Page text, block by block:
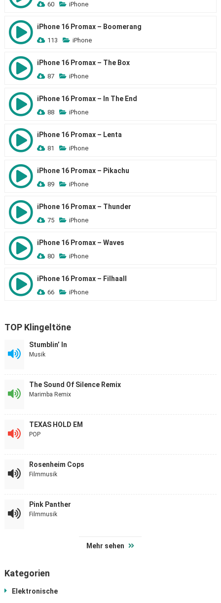
60 iPhone
iPhone 16 Promax – Boomerang
113 iPhone
iPhone 16 Promax – The Box
87 iPhone
iPhone 16 Promax – In The End
88 iPhone
iPhone 16 Promax – Lenta
81 iPhone
iPhone 16 Promax – Pikachu
89 iPhone
iPhone 16 Promax – Thunder
75 iPhone
iPhone 16 Promax – Waves
80 iPhone
iPhone 16 Promax – Filhaall
66 iPhone
TOP Klingeltöne
Stumblin’ In
Musik
The Sound Of Silence Remix
Marimba Remix
TEXAS HOLD EM
POP
Rosenheim Cops
Filmmusik
Pink Panther
Filmmusik
Mehr sehen
Kategorien
Elektronische